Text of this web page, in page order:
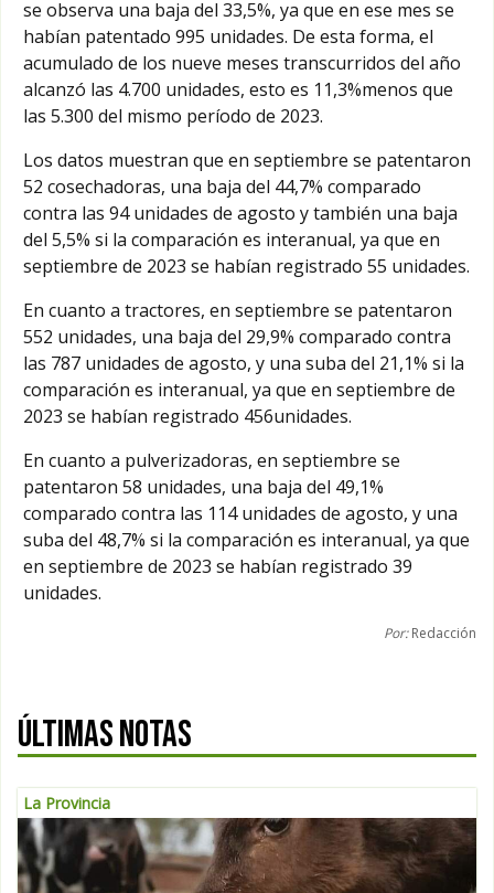
se observa una baja del 33,5%, ya que en ese mes se
habían patentado 995 unidades. De esta forma, el
acumulado de los nueve meses transcurridos del año
alcanzó las 4.700 unidades, esto es 11,3%menos que
las 5.300 del mismo período de 2023.
Los datos muestran que en septiembre se patentaron
52 cosechadoras, una baja del 44,7% comparado
contra las 94 unidades de agosto y también una baja
del 5,5% si la comparación es interanual, ya que en
septiembre de 2023 se habían registrado 55 unidades.
En cuanto a tractores, en septiembre se patentaron
552 unidades, una baja del 29,9% comparado contra
las 787 unidades de agosto, y una suba del 21,1% si la
comparación es interanual, ya que en septiembre de
2023 se habían registrado 456unidades.
En cuanto a pulverizadoras, en septiembre se
patentaron 58 unidades, una baja del 49,1%
comparado contra las 114 unidades de agosto, y una
suba del 48,7% si la comparación es interanual, ya que
en septiembre de 2023 se habían registrado 39
unidades.
Por:Redacción
ÚLTIMAS NOTAS
La Provincia